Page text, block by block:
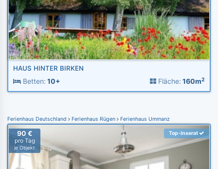
HAUS HINTER BIRKEN
Betten: 10+ Fläche: 160m2
Ferienhaus Deutschland Ferienhaus Rügen Ferienhaus Ummanz
90 €
pro Tag
je Objekt
Top-Inserat